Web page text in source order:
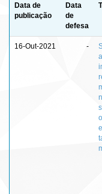
Data de
publicação
Data
de
defesa
16-Out-2021 -